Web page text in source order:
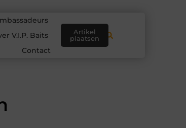
V.I.P. Baits
Contact
Artikel
plaatsen